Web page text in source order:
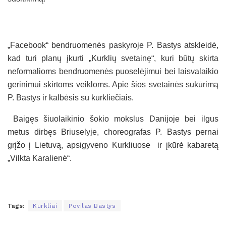
„Facebook“ bendruomenės paskyroje P. Bastys atskleidė,
kad turi planų įkurti „Kurklių svetainę“, kuri būtų skirta
neformalioms bendruomenės puoselėjimui bei laisvalaikio
gerinimui skirtoms veikloms. Apie šios svetainės sukūrimą
P. Bastys ir kalbėsis su kurkliečiais.
Baigęs šiuolaikinio šokio mokslus Danijoje bei ilgus
metus dirbęs Briuselyje, choreografas P. Bastys pernai
grįžo į Lietuvą, apsigyveno Kurkliuose ir įkūrė kabaretą
„Vilkta Karalienė“.
Tags: Kurkliai Povilas Bastys